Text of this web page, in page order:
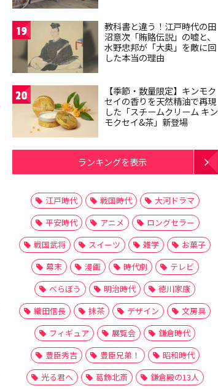
19
教科書と違う！江戸時代の田
沼意次「賄賂伝説」の嘘と、
水野忠邦が「大奥」を敵に回
した本当の理由
20
【季節・数量限定】キンモク
セイの香りを天然精油で再現
した「スチームクリーム キン
モクセイ&茶」新登場
ランキングを表示
江戸時代 戦国時代
大河ドラマ
平安時代
アニメ
ロングセラー
戦国武将
スイーツ 雑学
お菓子
幕末
漫画 時代劇
テレビ
べらぼう
明治時代
徳川家康
織田信長
抹茶 デザイン
文房具
フィギュア
展覧会
鎌倉時代
豊臣秀吉
豊臣兄弟！
昭和時代
光る君へ
葛飾北斎 鎌倉殿の13人